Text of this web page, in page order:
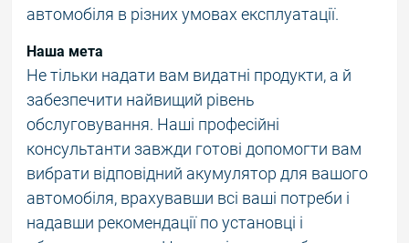
автомобіля в різних умовах експлуатації.
Наша мета
Не тільки надати вам видатні продукти, а й
забезпечити найвищий рівень
обслуговування. Наші професійні
консультанти завжди готові допомогти вам
вибрати відповідний акумулятор для вашого
автомобіля, врахувавши всі ваші потреби і
надавши рекомендації по установці і